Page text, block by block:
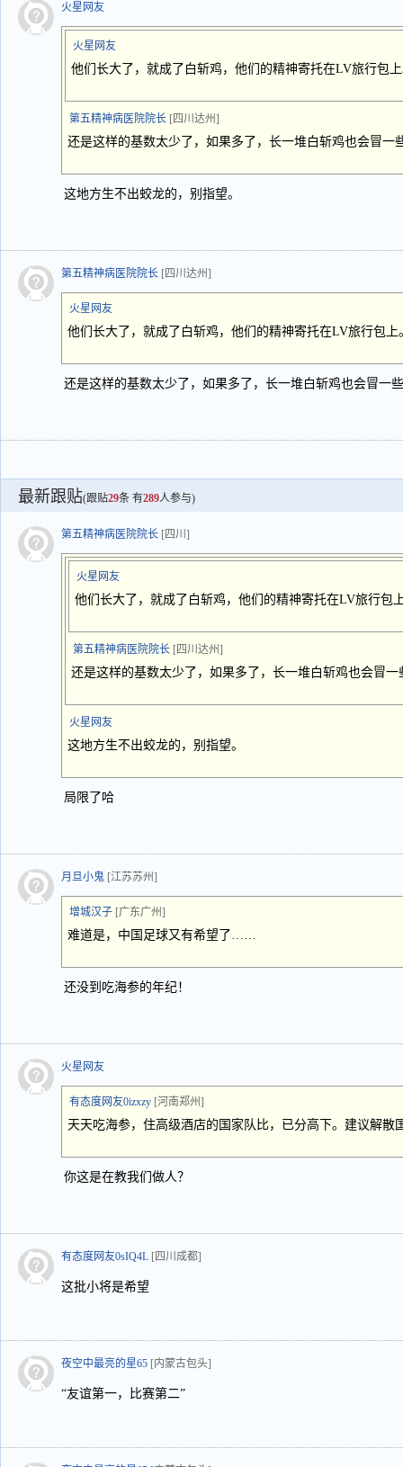
火星网友
火星网友
他们长大了，就成了白斩鸡，他们的精神寄托在LV旅行包
第五精神病医院院长 [四川达州]
还是这样的基数太少了，如果多了，长一堆白斩鸡也会冒一
这地方生不出蛟龙的，别指望。
第五精神病医院院长 [四川达州]
火星网友
他们长大了，就成了白斩鸡，他们的精神寄托在LV旅行包上
还是这样的基数太少了，如果多了，长一堆白斩鸡也会冒一
最新跟贴(跟贴29条 有289人参与)
第五精神病医院院长 [四川]
火星网友
他们长大了，就成了白斩鸡，他们的精神寄托在LV旅行包
第五精神病医院院长 [四川达州]
还是这样的基数太少了，如果多了，长一堆白斩鸡也会冒一
火星网友
这地方生不出蛟龙的，别指望。
局限了哈
月旦小鬼 [江苏苏州]
增城汉子 [广东广州]
难道是，中国足球又有希望了……
还没到吃海参的年纪！
火星网友
有态度网友0izxzy [河南郑州]
天天吃海参，住高级酒店的国家队比，已分高下。建议解散
你这是在教我们做人？
有态度网友0sIQ4L [四川成都]
这批小将是希望
夜空中最亮的星65 [内蒙古包头]
“友谊第一，比赛第二”